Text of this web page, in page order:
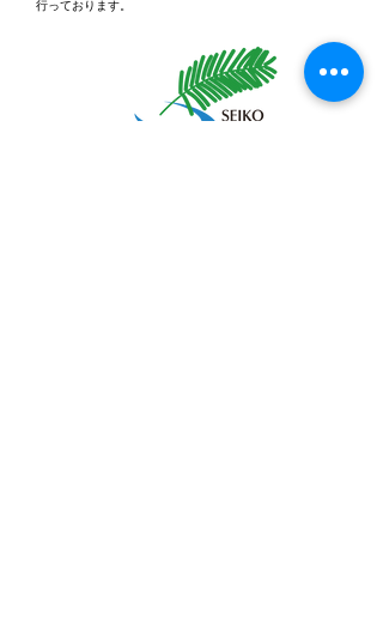
健康経営優良法人
2026「ブライト500」に
認定されました✨
行っております。